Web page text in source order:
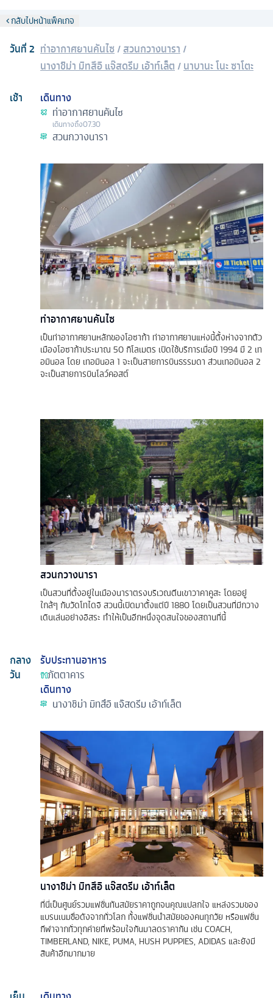
กลับไปหน้าแพ็คเกจ
วันที่2 ท่าอากาศยานคันไซ /สวนกวางนารา /
นางาชิม่า มิทสึอิ แจ๊สดรีม เอ้าท์เล็ต /นาบานะ โนะ ซาโตะ
เช้า
เดินทาง
ท่าอากาศยานคันไซ
เดินทางถึง07.30
สวนกวางนารา
ท่าอากาศยานคันไซ
เป็นท่าอากาศยานหลักของโอซาก้า ท่าอากาศยานแห่งนี้ตั้งห่างจากตัว
เมืองโอซาก้าประมาณ 50 กิโลเมตร เปิดใช้บริการเมื่อปี 1994 มี 2 เท
อมินอล โดย เทอมินอล 1 จะเป็นสายการบินธรรมดา ส่วนเทอมินอล 2
จะเป็นสายการบินโลว์คอสต์
สวนกวางนารา
เป็นสวนที่ตั้งอยู่ในเมืองนาราตรงบริเวณตีนเขาวาคาคูสะ โดยอยู่
ใกล้ๆ กับวัดโทไดจิ สวนนี้เปิดมาตั้งแต่ปี 1880 โดยเป็นสวนที่มีกวาง
เดินเล่นอย่างอิสระ ทำให้เป็นอีกหนึ่งจุดสนใจของสถานที่นี้
กลาง
วัน
รับประทานอาหาร
ภัตตาคาร
เดินทาง
นางาชิม่า มิทสึอิ แจ๊สดรีม เอ้าท์เล็ต
นางาชิม่า มิทสึอิ แจ๊สดรีม เอ้าท์เล็ต
ที่นี่เป็นศูนย์รวมแฟชั่นทันสมัยราคาถูกจนคุณแปลกใจ แหล่งรวมของ
แบรนเนมชื่อดังจากทั่วโลก ทั้งแฟชั่นนำสมัยของคนทุกวัย หรือแฟชั่น
กีฬาจากทั่วทุกค่ายที่พร้อมใจกันมาลดราคากัน เช่น COACH,
TIMBERLAND, NIKE, PUMA, HUSH PUPPIES, ADIDAS และยังมี
สินค้าอีกมากมาย